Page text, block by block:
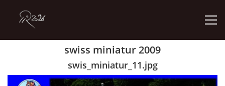
swiss miniatur 2009
swis_miniatur_11.jpg